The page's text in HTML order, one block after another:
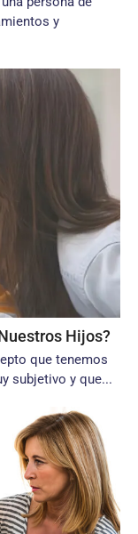
y
Hijos?
que tenemos
subjetivo y que...